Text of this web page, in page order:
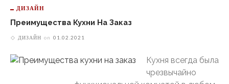
ДИЗАЙН
Преимущества Кухни На Заказ
ДИЗАЙН on 01.02.2021
Кухня всегда была
чрезвычайно